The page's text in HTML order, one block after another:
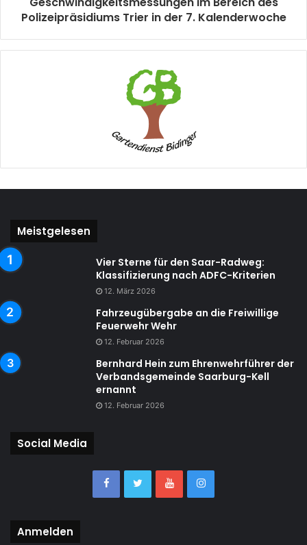
Polizeipräsidiums Trier in der 7. Kalenderwoche
Meistgelesen
Vier Sterne für den Saar-Radweg:
Klassifizierung nach ADFC-Kriterien
12. März 2026
Fahrzeugübergabe an die Freiwillige
Feuerwehr Wehr
12. Februar 2026
Bernhard Hein zum Ehrenwehrführer der
Verbandsgemeinde Saarburg-Kell
ernannt
12. Februar 2026
Social Media
Anmelden